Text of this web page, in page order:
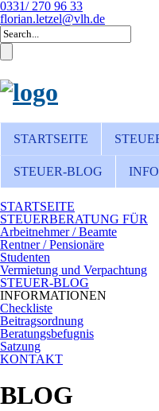
0331/ 270 96 33
florian.letzel@vlh.de
STARTSEITE
STEUER-BLOG
STARTSEITE
STEUERBERATUNG FÜR
Arbeitnehmer / Beamte
Rentner / Pensionäre
Studenten
Vermietung und Verpachtung
STEUER-BLOG
INFORMATIONEN
Checkliste
Beitragsordnung
Beratungsbefugnis
Satzung
KONTAKT
BLOG